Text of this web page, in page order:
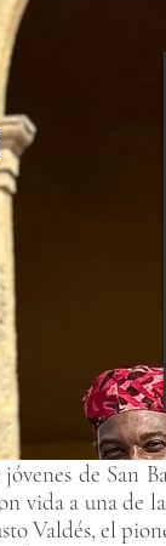
de San
vida a una de
Valdés, el